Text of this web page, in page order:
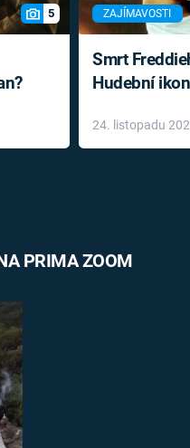
5 ZAJÍMAVOSTI
Smrt
Hudební
léky
24. listopadu
PRIMA ZOOM